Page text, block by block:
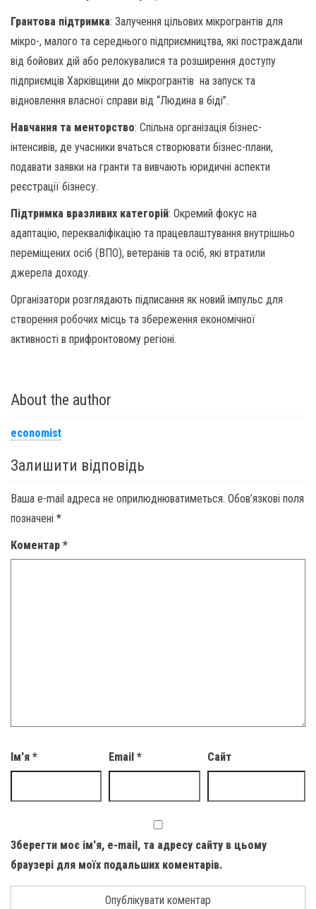
Грантова підтримка: Залучення цільових мікрогрантів для
мікро-, малого та середнього підприємництва, які постраждали
від бойових дій або релокувалися та розширення доступу
підприємців Харківщини до мікрогрантів на запуск та
відновлення власної справи від “Людина в біді”.
Навчання та менторство: Спільна організація бізнес-
інтенсивів, де учасники вчаться створювати бізнес-плани,
подавати заявки на гранти та вивчають юридичні аспекти
реєстрації бізнесу.
Підтримка вразливих категорій: Окремий фокус на
адаптацію, перекваліфікацію та працевлаштування внутрішньо
переміщених осіб (ВПО), ветеранів та осіб, які втратили
джерела доходу.
Організатори розглядають підписання як новий імпульс для
створення робочих місць та збереження економічної
активності в прифронтовому регіоні.
About the author
economist
Залишити відповідь
Ваша e-mail адреса не оприлюднюватиметься. Обов’язкові поля
позначені *
Коментар *
Ім'я * Email* Сайт
Зберегти моє ім'я, e-mail, та адресу сайту в цьому
браузері для моїх подальших коментарів.